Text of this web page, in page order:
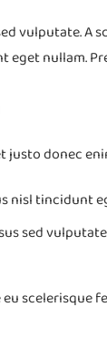
vulputate. A
eget nullam.
justo donec
nisl tincidunt
sed